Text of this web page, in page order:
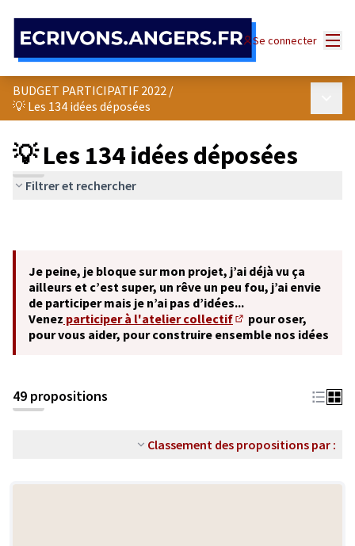
Se connecter
BUDGET PARTICIPATIF 2022 /
💡 Les 134 idées déposées
💡 Les 134 idées déposées
Filtrer et rechercher
Je peine, je bloque sur mon projet, j’ai déjà vu ça
ailleurs et c’est super, un rêve un peu fou, j’ai envie
de participer mais je n’ai pas d’idées...
Venez participer à l'atelier collectif
(S'ouvre dans un
pour oser,
pour vous aider, pour construire ensemble nos idées
49 propositions
Classement des propositions par :